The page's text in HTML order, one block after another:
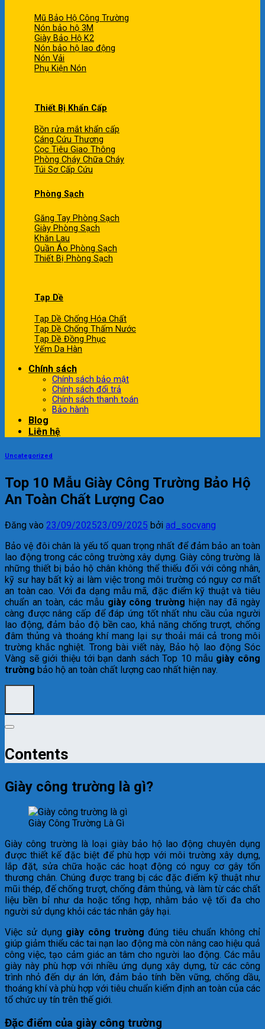
Mũ Bảo Hộ Công Trường
Nón bảo hộ 3M
Giày Bảo Hộ K2
Nón bảo hộ lao động
Nón Vải
Phụ Kiện Nón
Thiết Bị Khẩn Cấp
Bồn rửa mắt khẩn cấp
Cáng Cứu Thương
Cọc Tiêu Giao Thông
Phòng Cháy Chữa Cháy
Túi Sơ Cấp Cứu
Phòng Sạch
Găng Tay Phòng Sạch
Giày Phòng Sạch
Khăn Lau
Quần Áo Phòng Sạch
Thiết Bị Phòng Sạch
Tạp Dề
Tạp Dề Chống Hóa Chất
Tạp Dề Chống Thấm Nước
Tạp Dề Đồng Phục
Yếm Da Hàn
Chính sách
Chính sách bảo mật
Chính sách đổi trả
Chính sách thanh toán
Bảo hành
Blog
Liên hệ
Uncategorized
Top 10 Mẫu Giày Công Trường Bảo Hộ
An Toàn Chất Lượng Cao
Đăng vào 23/09/202523/09/2025 bởi ad_socvang
Bảo vệ đôi chân là yếu tố quan trọng nhất để đảm bảo an toàn
lao động trong các công trường xây dựng. Giày công trường là
những thiết bị bảo hộ chân không thể thiếu đối với công nhân,
kỹ sư hay bất kỳ ai làm việc trong môi trường có nguy cơ mất
an toàn cao. Với đa dạng mẫu mã, đặc điểm kỹ thuật và tiêu
chuẩn an toàn, các mẫu giày công trường hiện nay đã ngày
càng được nâng cấp để đáp ứng tốt nhất nhu cầu của người
lao động, đảm bảo độ bền cao, khả năng chống trượt, chống
đâm thủng và thoáng khí mang lại sự thoải mái cả trong môi
trường khắc nghiệt. Trong bài viết này, Bảo hộ lao động Sóc
Vàng sẽ giới thiệu tới bạn danh sách Top 10 mẫu giày công
trường bảo hộ an toàn chất lượng cao nhất hiện nay.
Contents
Giày công trường là gì?
Giày Công Trường Là Gì
Giày công trường là loại giày bảo hộ lao động chuyên dụng
được thiết kế đặc biệt để phù hợp với môi trường xây dựng,
lắp đặt, sửa chữa hoặc các hoạt động có nguy cơ gây tổn
thương chân. Chúng được trang bị các đặc điểm kỹ thuật như
mũi thép, đế chống trượt, chống đâm thủng, và làm từ các chất
liệu bền bỉ như da hoặc tổng hợp, nhằm bảo vệ tối đa cho
người sử dụng khỏi các tác nhân gây hại.
Việc sử dụng giày công trường đúng tiêu chuẩn không chỉ
giúp giảm thiểu các tai nạn lao động mà còn nâng cao hiệu quả
công việc, tạo cảm giác an tâm cho người lao động. Các mẫu
giày này phù hợp với nhiều ứng dụng xây dựng, từ các công
trình nhỏ đến dự án lớn, đảm bảo tính bền vững, chống dầu,
thoáng khí và phù hợp với tiêu chuẩn kiểm định an toàn của các
tổ chức uy tín trên thế giới.
Đặc điểm của giày công trường